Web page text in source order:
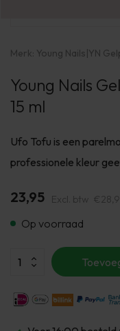
Merk: Young Nails|YN
Young Nails
15 ml
Ufo Tofu is een
professionele kleur
23,95 Excl. btw
Op voorraad